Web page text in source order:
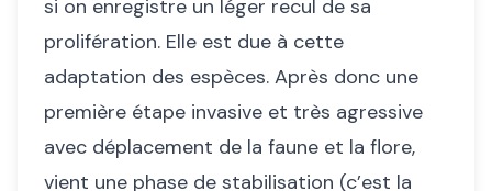
si on enregistre un léger recul de sa
prolifération. Elle est due à cette
adaptation des espèces. Après donc une
première étape invasive et très agressive
avec déplacement de la faune et la flore,
vient une phase de stabilisation (c’est la